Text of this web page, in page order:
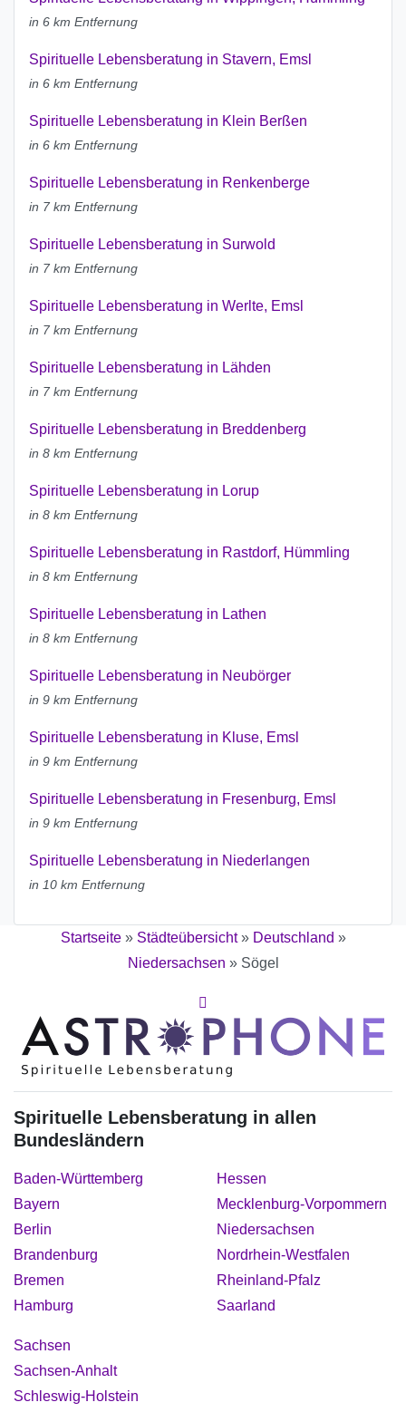
in 6 km Entfernung
Spirituelle Lebensberatung in Stavern, Emsl
in 6 km Entfernung
Spirituelle Lebensberatung in Klein Berßen
in 6 km Entfernung
Spirituelle Lebensberatung in Renkenberge
in 7 km Entfernung
Spirituelle Lebensberatung in Surwold
in 7 km Entfernung
Spirituelle Lebensberatung in Werlte, Emsl
in 7 km Entfernung
Spirituelle Lebensberatung in Lähden
in 7 km Entfernung
Spirituelle Lebensberatung in Breddenberg
in 8 km Entfernung
Spirituelle Lebensberatung in Lorup
in 8 km Entfernung
Spirituelle Lebensberatung in Rastdorf, Hümmling
in 8 km Entfernung
Spirituelle Lebensberatung in Lathen
in 8 km Entfernung
Spirituelle Lebensberatung in Neubörger
in 9 km Entfernung
Spirituelle Lebensberatung in Kluse, Emsl
in 9 km Entfernung
Spirituelle Lebensberatung in Fresenburg, Emsl
in 9 km Entfernung
Spirituelle Lebensberatung in Niederlangen
in 10 km Entfernung
Startseite» Städteübersicht» Deutschland »
Niedersachsen » Sögel
Spirituelle Lebensberatung in allen
Bundesländern
Baden-Württemberg
Bayern
Berlin
Brandenburg
Bremen
Hamburg
Hessen
Mecklenburg-Vorpommern
Niedersachsen
Nordrhein-Westfalen
Rheinland-Pfalz
Saarland
Sachsen
Sachsen-Anhalt
Schleswig-Holstein